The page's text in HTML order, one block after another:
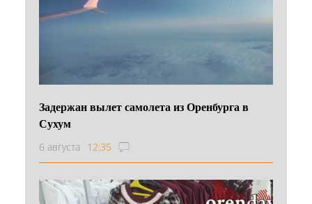
Задержан вылет самолета из Оренбурга в
Сухум
6 августа 12:35